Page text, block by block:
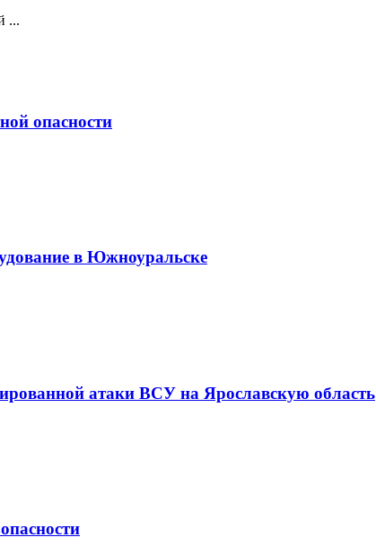
...
опасности
в Южноуральске
атаки ВСУ на Ярославскую область